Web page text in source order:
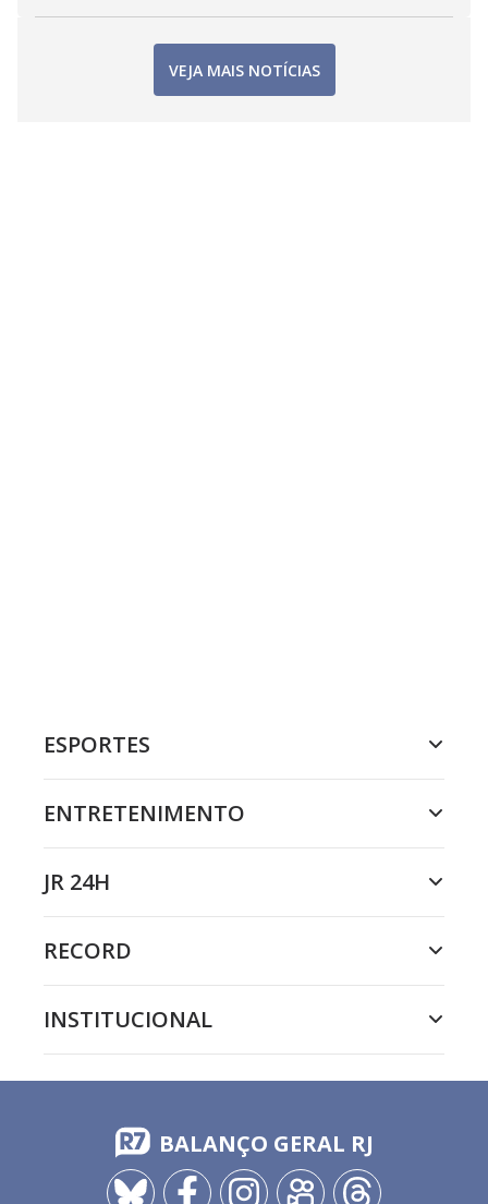
VEJA MAIS NOTÍCIAS
ESPORTES
ENTRETENIMENTO
JR 24H
RECORD
INSTITUCIONAL
BALANÇO GERAL RJ